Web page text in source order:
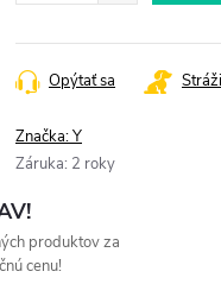
Opýtať sa
Značka:Y
Záruka: 2 roky
produktov za
cenu!